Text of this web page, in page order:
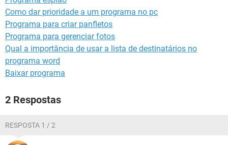
Como dar prioridade a um programa no pc
Programa para criar panfletos
Programa para gerenciar fotos
Qual a importância de usar a lista de destinatários no
programa word
Baixar programa
2 Respostas
RESPOSTA 1 / 2